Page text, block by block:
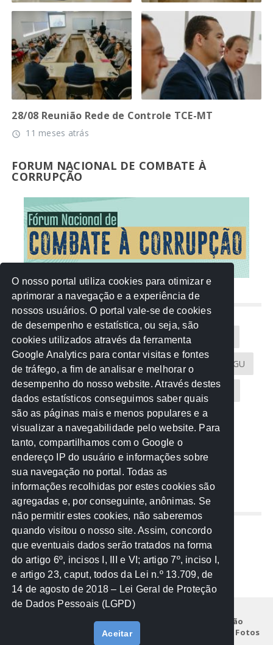
28/08 Reunião Rede de Controle TCE-MT
access_time 11 meses atrás
FORUM NACIONAL DE COMBATE À
CORRUPÇÃO
NUVEM DE TAGS
Acontece na Rede AGU AMM
Atricon Audicom CAU-MT CGU
CREA-MT Eventos MPC-MT MPE-MT
MPF Notícias PF PGE-MT PGR
Receita Federal Sem categoria
TCE-MT TCU TRE
REDE NOS ESTADOS
Mato Grosso do Sul
Paraná
Nacional
Institucional
Legislação
Notícias
Galeria de Fotos
O nosso portal utiliza cookies para otimizar e
aprimorar a navegação e a experiência de
nossos usuários. O portal vale-se de cookies
de desempenho e estatística, ou seja, são
cookies utilizados através da ferramenta
Google Analytics para contar visitas e fontes
de tráfego, a fim de analisar e melhorar o
desempenho do nosso website. Através destes
dados estatísticos conseguimos saber quais
são as páginas mais e menos populares e a
visualizar a navegabilidade pelo website. Para
tanto, compartilhamos com o Google o
endereço IP do usuário e informações sobre
sua navegação no portal. Todas as
informações recolhidas por estes cookies são
agregadas e, por conseguinte, anônimas. Se
não permitir estes cookies, não saberemos
quando visitou o nosso site. Assim, concordo
que eventuais dados serão tratados na forma
do artigo 6º, incisos I, III e VI; artigo 7º, inciso I,
e artigo 23, caput, todos da Lei n.º 13.709, de
14 de agosto de 2018 – Lei Geral de Proteção
de Dados Pessoais (LGPD)
Aceitar